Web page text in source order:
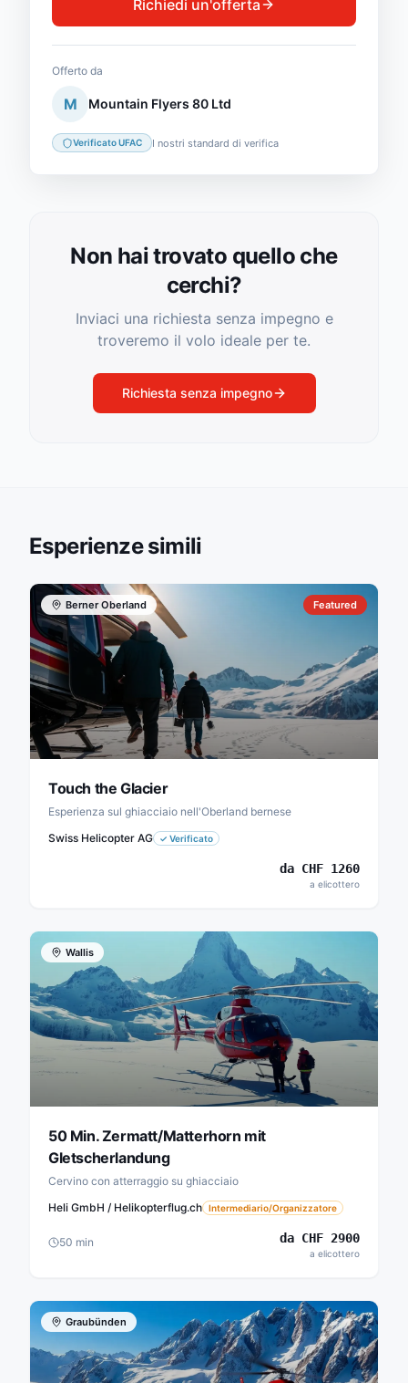
Richiedi un'offerta
Offerto da
M Mountain Flyers 80 Ltd
Verificato UFAC I nostri standard di verifica
Non hai trovato quello che
cerchi?
Inviaci una richiesta senza impegno e
troveremo il volo ideale per te.
Richiesta senza impegno
Esperienze simili
Berner Oberland Featured
Touch the Glacier
Esperienza sul ghiacciaio nell'Oberland bernese
Swiss Helicopter AG
✓ Verificato
da CHF 1260
a elicottero
Wallis
50 Min. Zermatt/Matterhorn mit
Gletscherlandung
Cervino con atterraggio su ghiacciaio
Heli GmbH / Helikopterflug.ch Intermediario/Organizzatore
50 min da CHF 2900
a elicottero
Graubünden